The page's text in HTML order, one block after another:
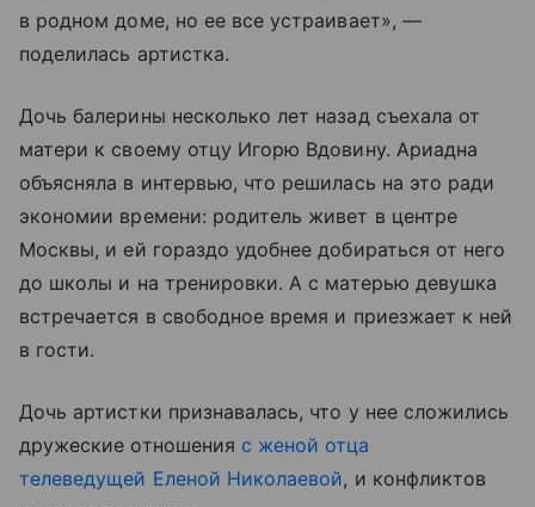
в родном доме, но ее все устраивает», —
поделилась артистка.
Дочь балерины несколько лет назад съехала от
матери к своему отцу Игорю Вдовину. Ариадна
объясняла в интервью, что решилась на это ради
экономии времени: родитель живет в центре
Москвы, и ей гораздо удобнее добираться от него
до школы и на тренировки. А с матерью девушка
встречается в свободное время и приезжает к ней
в гости.
Дочь артистки признавалась, что у нее сложились
дружеские отношения с женой отца
телеведущей Еленой Николаевой, и конфликтов